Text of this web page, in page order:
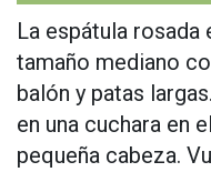
La espátula rosada
tamaño mediano
balón y patas
en una cuchara en
pequeña cabeza.